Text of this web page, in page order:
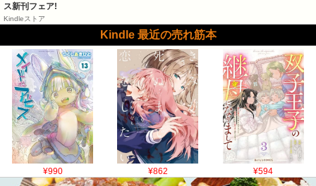
ス新刊フェア!
Kindleストア
Kindle 最近の売れ筋本
¥990 ¥862 ¥594